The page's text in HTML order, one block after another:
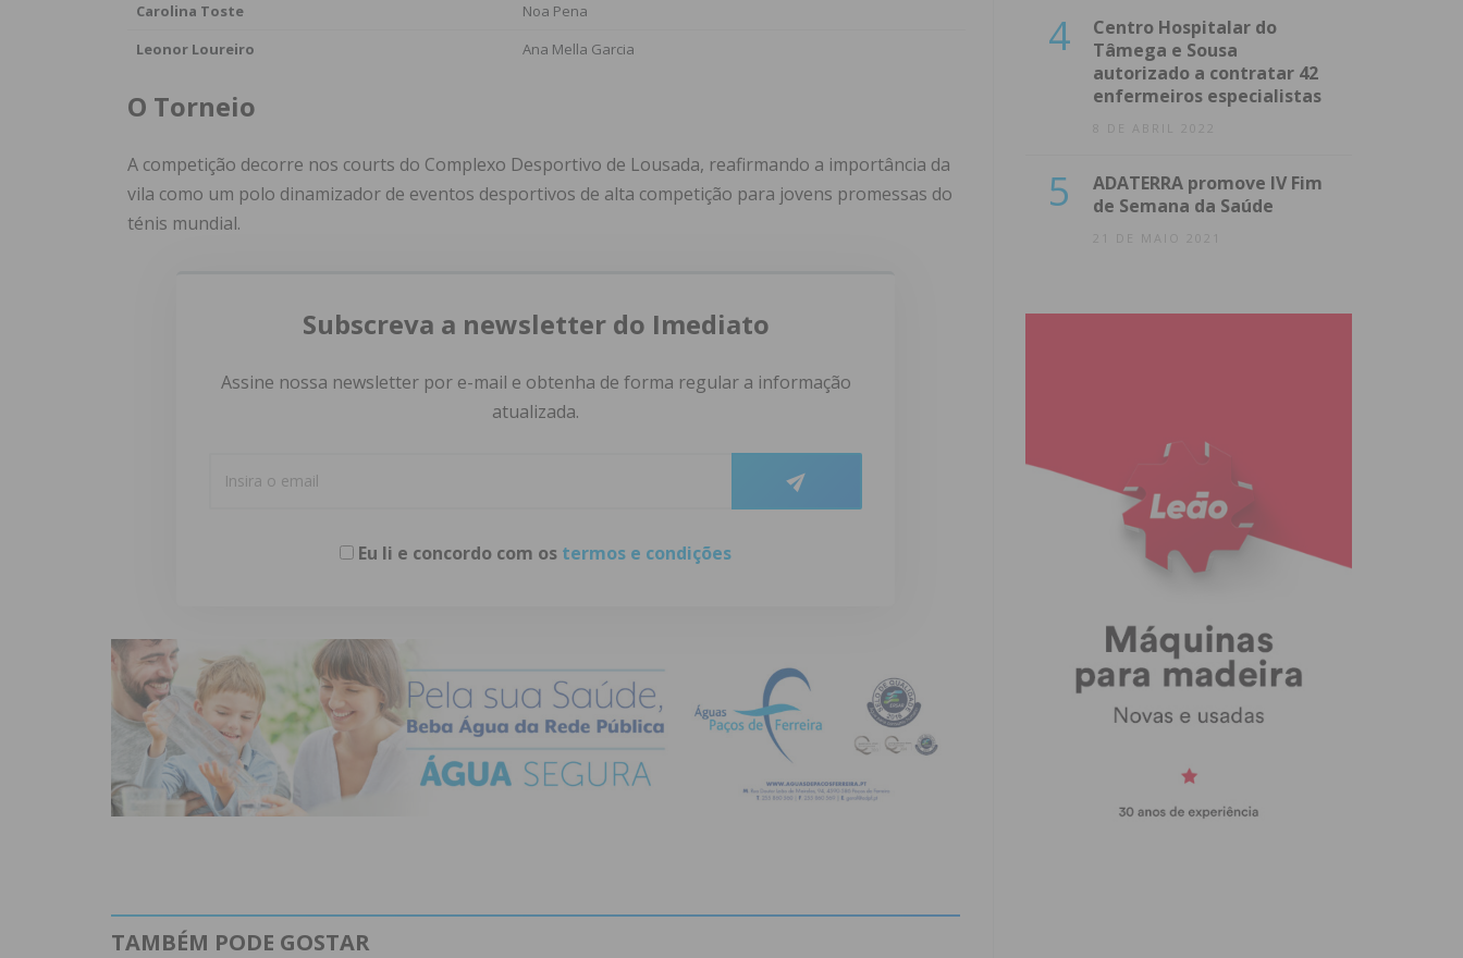
Carolina Toste
Noa Pena
Leonor Loureiro
Ana Mella Garcia
O Torneio
A competição decorre nos courts do Complexo Desportivo de Lousada, reafirmando a importância da
vila como um polo dinamizador de eventos desportivos de alta competição para jovens promessas do
ténis mundial.
Subscreva a newsletter do Imediato
Assine nossa newsletter por e-mail e obtenha de forma regular a informação
atualizada.
Eu li e concordo com os termos e condições
TAMBÉM PODE GOSTAR
4
Centro Hospitalar do
Tâmega e Sousa
autorizado a contratar 42
enfermeiros especialistas
8 DE ABRIL 2022
5
ADATERRA promove IV Fim
de Semana da Saúde
21 DE MAIO 2021